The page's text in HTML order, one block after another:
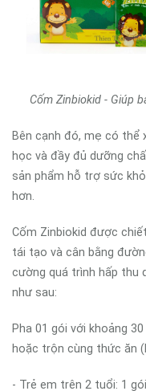
Cốm Zinbiokid - Giúp
Bên cạnh đó, mẹ có thể
học và đầy đủ dưỡng
sản phẩm hỗ trợ sức
hơn.
Cốm Zinbiokid được
tái tạo và cân bằng
cường quá trình hấp thu
như sau:
Pha 01 gói với khoảng
hoặc trộn cùng thức ăn
- Trẻ em trên 2 tuổi: 1